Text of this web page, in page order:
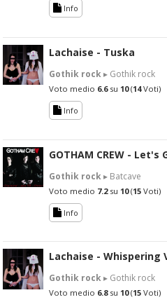
Info
Lachaise - Tuska
Gothik rock▸ Gothik rock
Voto medio 6.6su 10(14Voti)
Info
GOTHAM CREW - Let's
Gothik rock▸ Batcave
Voto medio 7.2su 10(15 Voti)
Info
Lachaise - Whispering
Gothik rock▸ Gothik rock
Voto medio 6.8su 10(15 Voti)